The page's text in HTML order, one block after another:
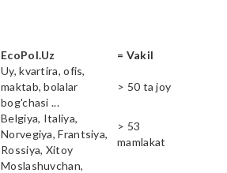
EcoPol.Uz = Vakil
Uy, kvartira, ofis,
maktab, bolalar
bog'chasi ...
> 50 ta joy
Belgiya, Italiya,
Norvegiya, Frantsiya,
Rossiya, Xitoy
> 53
mamlakat
Moslashuvchan,